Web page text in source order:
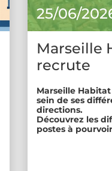
25/06/
Marseille
recrute
Marseille
sein de ses
directions.
Découvrez les
postes à